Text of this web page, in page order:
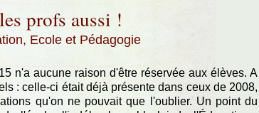
profs aussi !
Ecole et Pédagogie
n'a aucune raison d'être réservée aux élèves. A
: celle-ci était déjà présente dans ceux de 2008,
qu'on ne pouvait que l'oublier. Un point du